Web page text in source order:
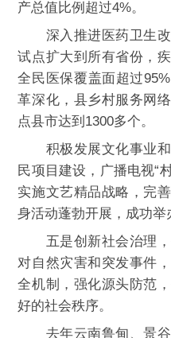
产总值比例超过4%。
深入推进医药卫生改
试点扩大到所有省份，
全民医保覆盖面超过
革深化，县乡村服务网
点县市达到1300多个。
积极发展文化事业和
民项目建设，广播电视“
实施文艺精品战略，完
身活动蓬勃开展，成功举
五是创新社会治理，
对自然灾害和突发事件
全机制，强化源头防范
好的社会秩序。
去年云南鲁甸、景谷